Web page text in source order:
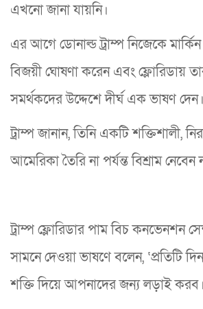
এখনো জানা যায়নি।
এর আগে ডোনাল্ড ট্রাম্প নিজেকে মার্কিন
বিজয়ী ঘোষণা করেন এবং ফ্লোরিডায়
সমর্থকদের উদ্দেশে দীর্ঘ এক ভাষণ দেন।
ট্রাম্প জানান, তিনি একটি শক্তিশালী,
আমেরিকা তৈরি না পর্যন্ত বিশ্রাম নেবেন
ট্রাম্প ফ্লোরিডার পাম বিচ কনভেনশন
সামনে দেওয়া ভাষণে বলেন, ‘প্রতিটি
শক্তি দিয়ে আপনাদের জন্য লড়াই